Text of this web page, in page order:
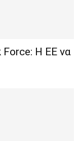
H EE να